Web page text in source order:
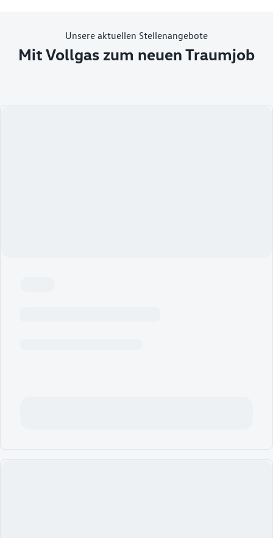
Unsere aktuellen Stellenangebote
Mit Vollgas zum neuen Traumjob